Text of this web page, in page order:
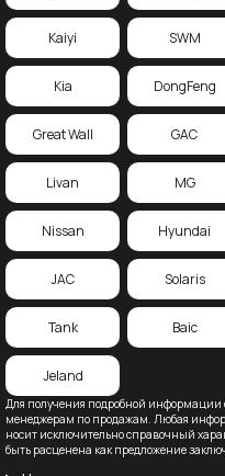
Для получения подробной информации
менеджерам по продажам. Любая
носит исключительно справочный
быть расценена как предложение
Kaiyi SWM
Kia DongFeng
Great Wall GAC
Livan MG
Nissan Hyundai
JAC Solaris
Tank Baic
Jeland